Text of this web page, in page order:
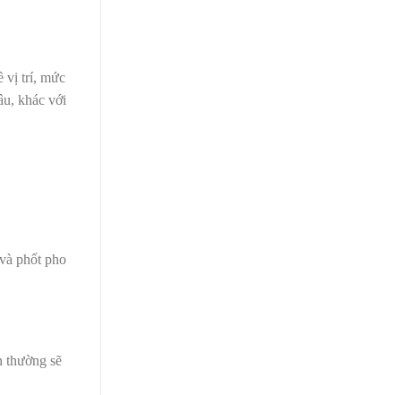
vị trí, mức
khác với
phốt pho
thường sẽ